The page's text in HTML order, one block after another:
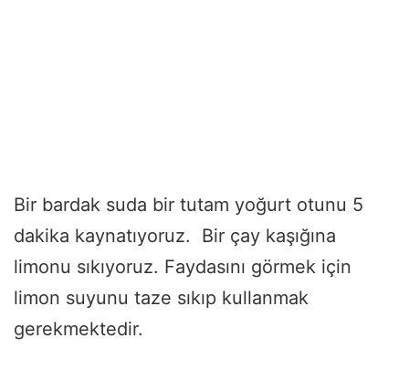
Bir bardak suda bir tutam yoğurt otunu 5
dakika kaynatıyoruz. Bir çay kaşığına
limonu sıkıyoruz. Faydasını görmek için
limon suyunu taze sıkıp kullanmak
gerekmektedir.